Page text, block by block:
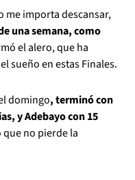
me importa descansar,
una semana, como
el alero, que ha
sueño en estas Finales.
domingo, terminó con
y Adebayo con 15
no pierde la